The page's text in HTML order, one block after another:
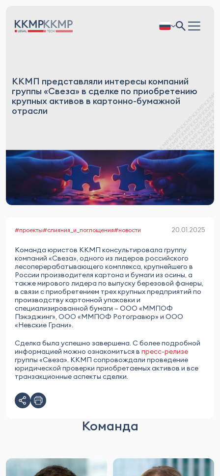
ККМП представляли интересы компаний
группы «Свеза» в сделке по приобретению
крупных активов в картонно-бумажной
отрасли
#проекты#слияния_и_поглощения#новости 20.01.2025
Команда юристов ККМП консультировала группу
компаний «Свеза», одного из лидеров российского
лесоперерабатывающего комплекса, крупнейшего в
России производителя картона и бумаги из осины, а
также мирового лидера по выпуску березовой фанеры,
в связи с приобретением трех крупных предприятий по
производству картонной упаковки и
специализированной бумаги – ООО «ММПОФ
Пэкэджинг», ООО «ММПОФ Ротогравюр» и ООО
«Невские Грани».
Сделка была успешно завершена. С более подробной
информацией можно ознакомиться в пресс-релизе
группы «Свеза». ККМП сопровождали проведение
юридической проверки приобретаемых активов и все
транзакционные аспекты сделки.
Команда